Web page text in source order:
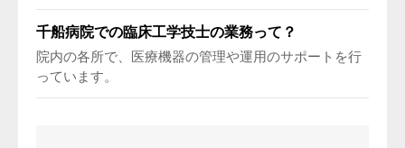
千船病院での臨床工学技士の業務って？
院内の各所で、医療機器の管理や運用のサポートを行
っています。